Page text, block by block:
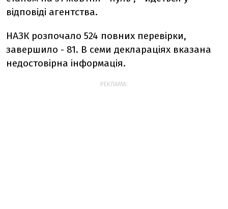
відповіді агентства.
НАЗК розпочало 524 повних перевірки,
завершило - 81. В семи деклараціях вказана
недостовірна інформація.
РЕКЛАМА: